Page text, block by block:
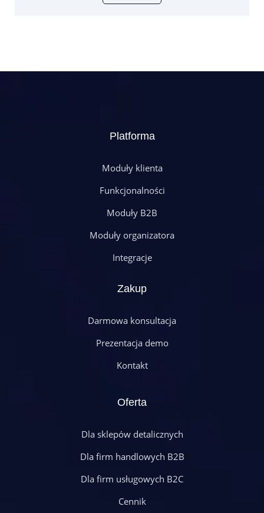
Platforma
Moduły klienta
Funkcjonalności
Moduły B2B
Moduły organizatora
Integracje
Zakup
Darmowa konsultacja
Prezentacja demo
Kontakt
Oferta
Dla sklepów detalicznych
Dla firm handlowych B2B
Dla firm usługowych B2C
Cennik